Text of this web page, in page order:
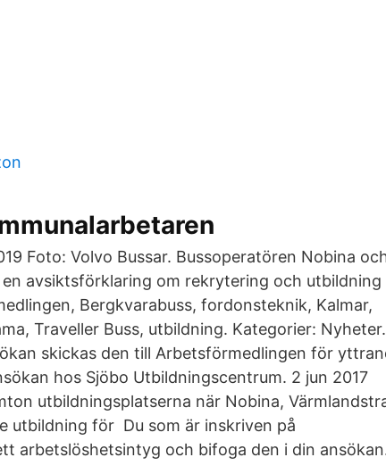
Foto: Volvo Bussar. Bussoperatören Nobina
avsiktsförklaring om rekrytering och utbildning
Bergkvarabuss, fordonsteknik, Kalmar,
Traveller Buss, utbildning. Kategorier: Nyheter.
skickas den till Arbetsförmedlingen för
hos Sjöbo Utbildningscentrum. 2 jun 2017
utbildningsplatserna när Nobina,
utbildning för Du som är inskriven på
arbetslöshetsintyg och bifoga den i din